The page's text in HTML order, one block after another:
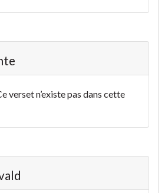
verset n’existe pas dans cette